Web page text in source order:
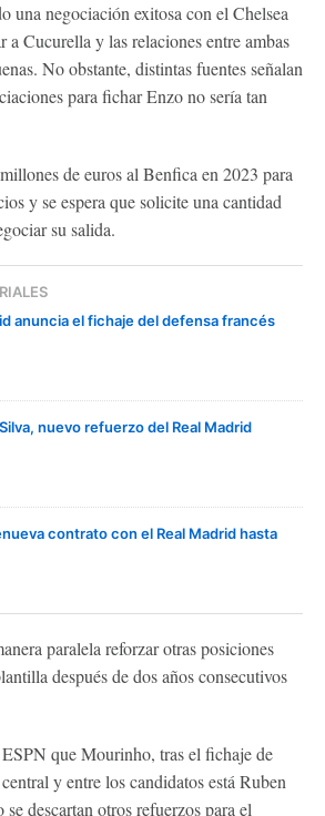
una negociación exitosa con el Chelsea
a Cucurella y las relaciones entre ambas
No obstante, distintas fuentes señalan
para fichar Enzo no sería tan
de euros al Benfica en 2023 para
y se espera que solicite una cantidad
su salida.
anuncia el fichaje del defensa francés
nuevo refuerzo del Real Madrid
contrato con el Real Madrid hasta
paralela reforzar otras posiciones
después de dos años consecutivos
que Mourinho, tras el fichaje de
y entre los candidatos está Ruben
descartan otros refuerzos para el